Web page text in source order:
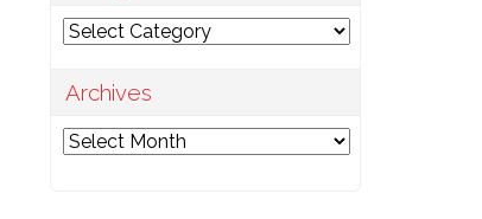
Categories
Archives
Archives